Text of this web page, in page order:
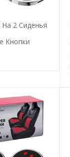
На 2 Сиденья
Кнопки